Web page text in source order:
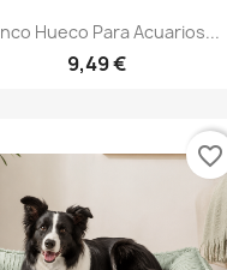
Hueco Para Acuarios...
9,49 €
favorite_border